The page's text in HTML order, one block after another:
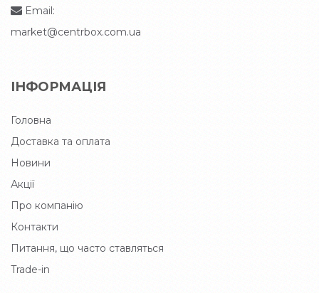
Email:
market@centrbox.com.ua
ІНФОРМАЦІЯ
Головна
Доставка та оплата
Новини
Акції
Про компанію
Контакти
Питання, що часто ставляться
Trade-in